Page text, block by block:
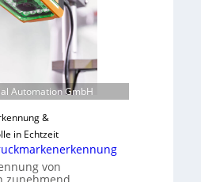
v
Automation GmbH
&
in Echtzeit
von